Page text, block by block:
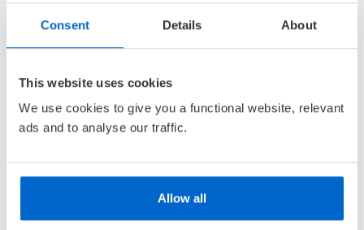
Consent Details About
This website uses cookies
We use cookies to give you a functional website, relevant
ads and to analyse our traffic.
Allow all
SPØKELSESSTASJONEN /
ELVEDAL
Innbundet
Pris 329,–
Kjøp